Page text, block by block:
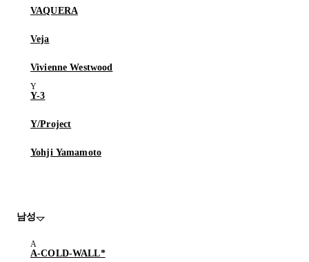
VAQUERA
Veja
Vivienne Westwood
Y-3
Y/Project
Yohji Yamamoto
남성
A-COLD-WALL*